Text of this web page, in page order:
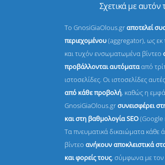
Σχετικά με αυτόν
Το GnosiGiaOlous.grαποτελεί
περιεχομένου(aggregator), ως εκ
και τυχόν ενσωματωμένα βίντεο
προβάλλονται αυτόματααπό
ιστοσελίδες. Οι ιστοσελίδες
από κάθε προβολή, καθώς η
GnosiGiaOlous.grσυνεισφέρει
και στη βαθμολογία SEO(Google
Τα πνευματικά δικαιώματα κάθε
βίντεοανήκουν αποκλειστικά
και φορείς τους, σύμφωνα με τον